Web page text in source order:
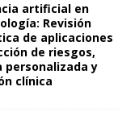
artificial en
Revisión
de aplicaciones
de riesgos,
personalizada y
clínica